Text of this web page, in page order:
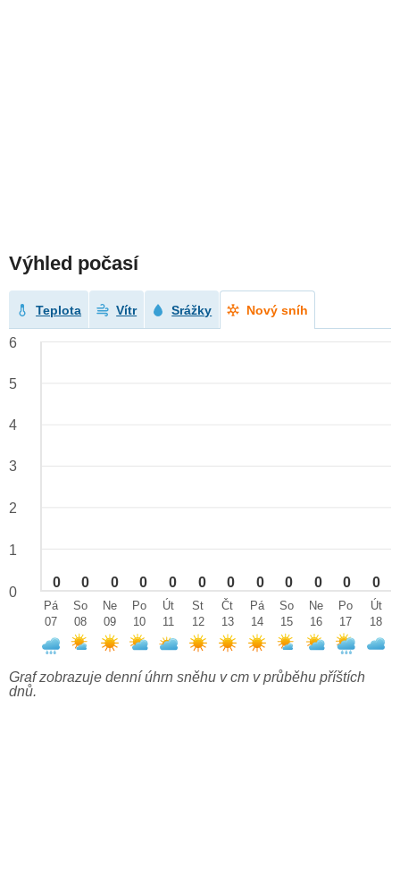
Výhled počasí
Teplota Vítr Srážky Nový sníh
0 0 0 0 0 0 0 0 0 0 0 0
6
5
4
3
2
1
0
Pá
07
So
08
Ne
09
Po
10
Út
11
St
12
Čt
13
Pá
14
So
15
Ne
16
Po
17
Út
18
Graf zobrazuje denní úhrn sněhu v cm v průběhu příštích
dnů.